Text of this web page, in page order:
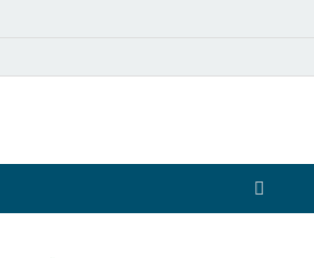
Braga Ciclável